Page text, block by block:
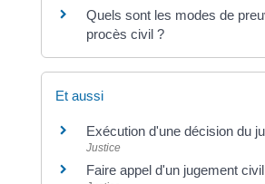
Quels sont les modes de
procès civil ?
Et aussi
Exécution d'une décision du
Justice
Faire appel d'un jugement